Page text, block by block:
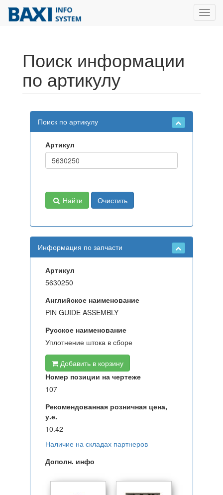
Поиск информации
по артикулу
Поиск по артикулу
Артикул
Найти Очистить
Информация по запчасти
Артикул
5630250
Английское наименование
PIN GUIDE ASSEMBLY
Русское наименование
Уплотнение штока в сборе
Добавить в корзину
Номер позиции на чертеже
107
Рекомендованная розничная цена,
у.е.
10.42
Наличие на складах партнеров
Дополн. инфо